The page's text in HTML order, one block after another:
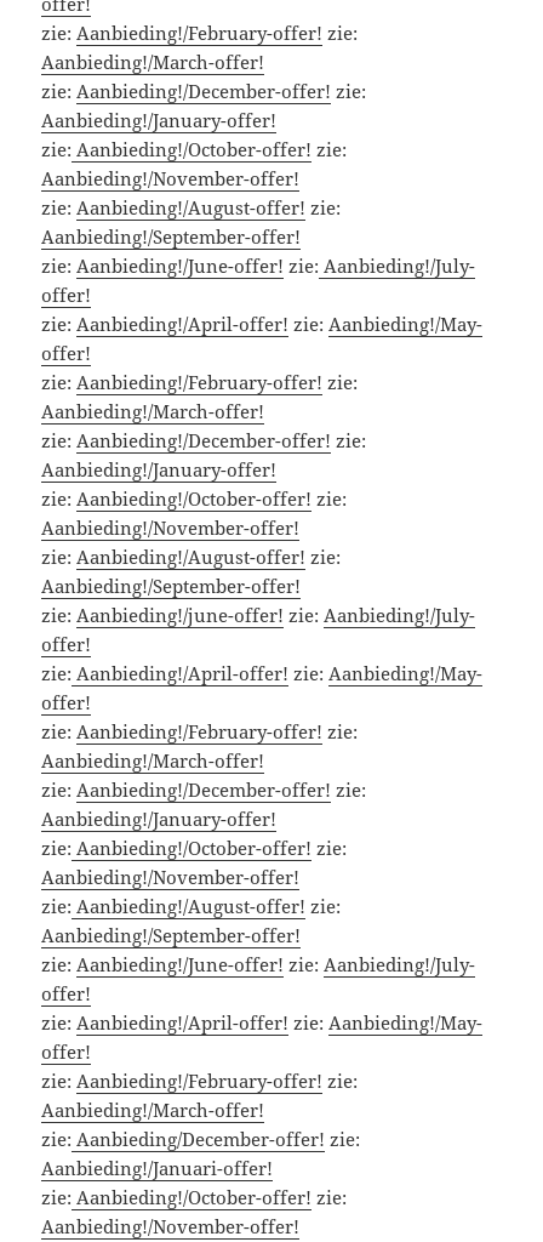
zie: Aanbieding!/February-offer! zie:
Aanbieding!/March-offer!
zie: Aanbieding!/December-offer! zie:
Aanbieding!/January-offer!
zie: Aanbieding!/October-offer! zie:
Aanbieding!/November-offer!
zie: Aanbieding!/August-offer! zie:
Aanbieding!/September-offer!
zie: Aanbieding!/June-offer! zie: Aanbieding!/July-
offer!
zie: Aanbieding!/April-offer! zie: Aanbieding!/May-
offer!
zie: Aanbieding!/February-offer! zie:
Aanbieding!/March-offer!
zie: Aanbieding!/December-offer! zie:
Aanbieding!/January-offer!
zie: Aanbieding!/October-offer! zie:
Aanbieding!/November-offer!
zie: Aanbieding!/August-offer! zie:
Aanbieding!/September-offer!
zie: Aanbieding!/june-offer! zie: Aanbieding!/July-
offer!
zie: Aanbieding!/April-offer! zie: Aanbieding!/May-
offer!
zie: Aanbieding!/February-offer! zie:
Aanbieding!/March-offer!
zie: Aanbieding!/December-offer! zie:
Aanbieding!/January-offer!
zie: Aanbieding!/October-offer! zie:
Aanbieding!/November-offer!
zie: Aanbieding!/August-offer! zie:
Aanbieding!/September-offer!
zie: Aanbieding!/June-offer! zie: Aanbieding!/July-
offer!
zie: Aanbieding!/April-offer! zie: Aanbieding!/May-
offer!
zie: Aanbieding!/February-offer! zie:
Aanbieding!/March-offer!
zie: Aanbieding/December-offer! zie:
Aanbieding!/Januari-offer!
zie: Aanbieding!/October-offer! zie:
Aanbieding!/November-offer!